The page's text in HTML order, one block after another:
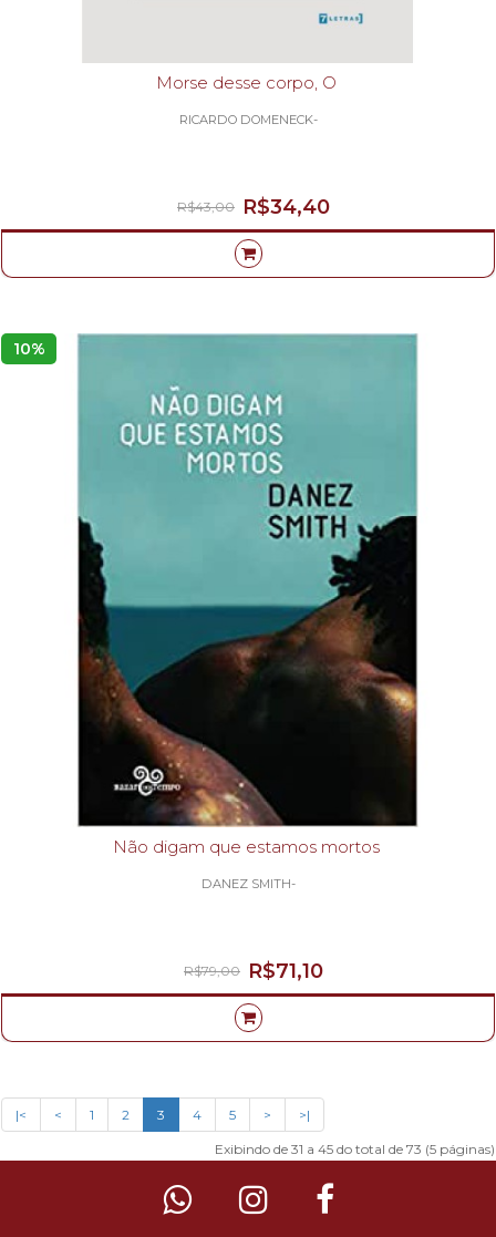
Morse desse corpo, O
RICARDO DOMENECK-
R$34,40
R$43,00
10%
Não digam que estamos mortos
DANEZ SMITH-
R$71,10
R$79,00
|< < 1 2 3 4 5 > >|
Exibindo de 31 a 45 do total de 73 (5 páginas)